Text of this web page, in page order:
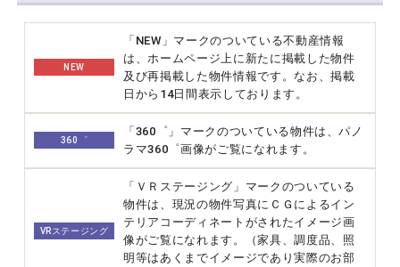
NEW
「NEW」マークのついている不動産情報
は、ホームページ上に新たに掲載した物件
及び再掲載した物件情報です。なお、掲載
日から14日間表示しております。
360゜
「360゜」マークのついている物件は、パノ
ラマ360゜画像がご覧になれます。
VRステージング
「ＶＲステージング」マークのついている
物件は、現況の物件写真にＣＧによるイン
テリアコーディネートがされたイメージ画
像がご覧になれます。（家具、調度品、照
明等はあくまでイメージであり実際のお部